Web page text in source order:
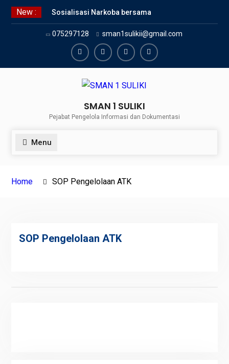
Skip
New :
Sosialisasi Narkoba bersama
Kasat Reserve Narkoba Polres 50
Kota
SMAN 1 Suliki Gelar Sosialisasi
Keselamatan Berlalu Lintas
Lima Puluh Kota
Sementara 24 siswa SMAN 1
Suliki Tembus PTN
075297128 sman1sulikii@gmail.com
FacebookTwiterYoutubeInstagram
SMAN 1 SULIKI
Pejabat Pengelola Informasi dan Dokumentasi
Menu
Home SOP Pengelolaan ATK
SOP Pengelolaan ATK